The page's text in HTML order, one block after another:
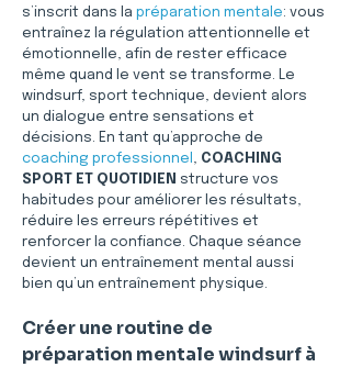
s’inscrit dans la préparation mentale: vous
entraînez la régulation attentionnelle et
émotionnelle, afin de rester efficace
même quand le vent se transforme. Le
windsurf, sport technique, devient alors
un dialogue entre sensations et
décisions. En tant qu’approche de
coaching professionnel , COACHING
SPORT ET QUOTIDIEN structure vos
habitudes pour améliorer les résultats,
réduire les erreurs répétitives et
renforcer la confiance. Chaque séance
devient un entraînement mental aussi
bien qu’un entraînement physique.
Créer une routine de
préparation mentale windsurf à